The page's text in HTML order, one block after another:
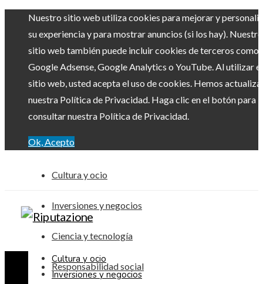
Nuestro sitio web utiliza cookies para mejorar y
su experiencia y para mostrar anuncios (si los hay). Nuestro
sitio web también puede incluir cookies de terceros como
Google Adsense, Google Analytics o YouTube. Al utilizar el
sitio web, usted acepta el uso de cookies. Hemos
nuestra Política de Privacidad. Haga clic en el botón para
consultar nuestra Política de Privacidad.
Ok, Acepto
Cultura y ocio
Inversiones y negocios
Ciencia y tecnología
Responsabilidad social
Cultura y ocio
Inversiones y negocios